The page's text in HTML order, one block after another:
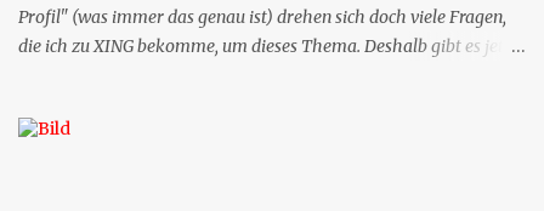
Profil" (was immer das genau ist) drehen sich doch viele Fragen,
die ich zu XING bekomme, um dieses Thema. Deshalb gibt es jetzt
bekommen Sie kostenlos eine weitere Folge. Die Startsequenz ist 16